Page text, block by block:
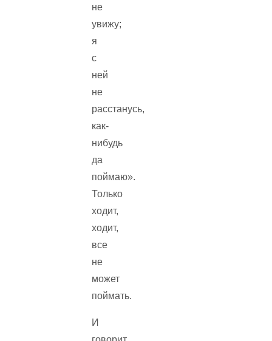
не
увижу;
я
с
ней
не
расстанусь,
как-
нибудь
да
поймаю».
Только
ходит,
ходит,
все
не
может
поймать.
И